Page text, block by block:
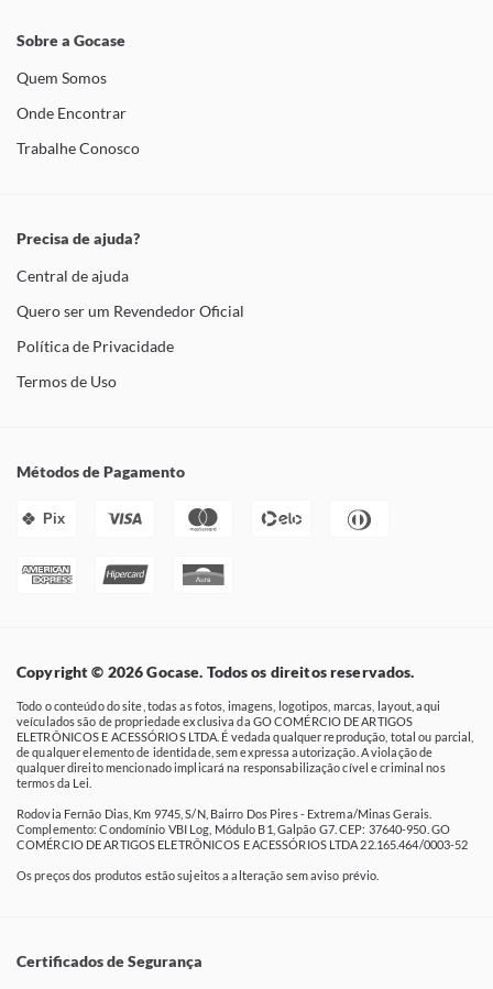
Sobre a Gocase
Quem Somos
Onde Encontrar
Trabalhe Conosco
Precisa de ajuda?
Central de ajuda
Quero ser um Revendedor Oficial
Política de Privacidade
Termos de Uso
Métodos de Pagamento
Pix
Copyright © 2026 Gocase. Todos os direitos reservados.
Todo o conteúdo do site, todas as fotos, imagens, logotipos, marcas, layout, aqui
veículados são de propriedade exclusiva da GO COMÉRCIO DE ARTIGOS
ELETRÔNICOS E ACESSÓRIOS LTDA. É vedada qualquer reprodução, total ou parcial,
de qualquer elemento de identidade, sem expressa autorização. A violação de
qualquer direito mencionado implicará na responsabilização cível e criminal nos
termos da Lei.
Rodovia Fernão Dias, Km 9745, S/N, Bairro Dos Pires - Extrema/Minas Gerais.
Complemento: Condomínio VBI Log, Módulo B1, Galpão G7. CEP: 37640-950. GO
COMÉRCIO DE ARTIGOS ELETRÔNICOS E ACESSÓRIOS LTDA 22.165.464/0003-52
Os preços dos produtos estão sujeitos a alteração sem aviso prévio.
Certificados de Segurança